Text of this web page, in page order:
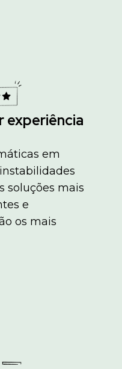
experiência
em
soluções mais
e
os mais